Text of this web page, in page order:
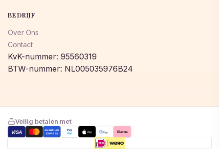
BEDRIJF
Over Ons
Contact
KvK-nummer: 95560319
BTW-nummer: NL005035976B24
Veilig betalen met
VISA
AMERICAN
EXPRESS
Pay
Pal Pay GPay Klarna